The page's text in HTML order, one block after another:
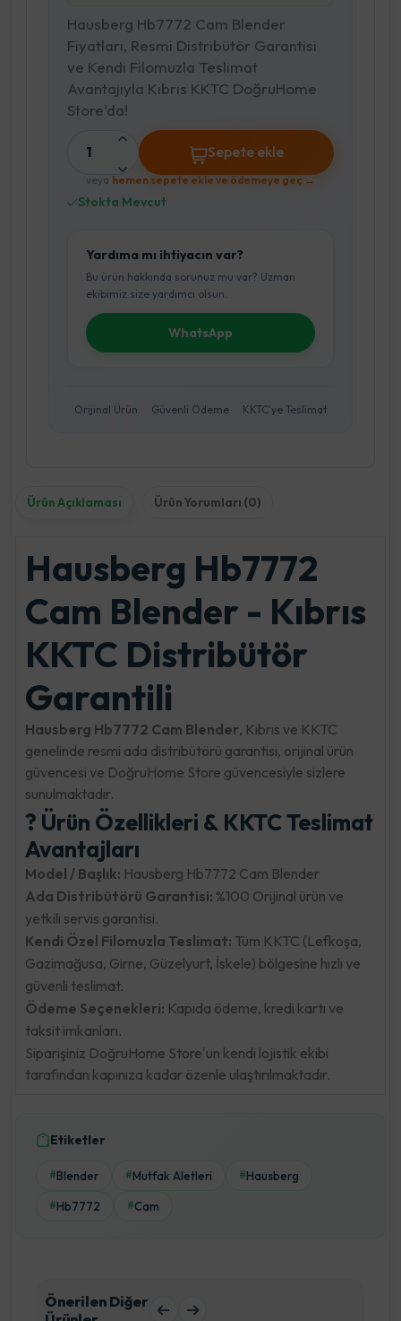
Hausberg Hb7772 Cam Blender
Fiyatları, Resmi Distribütör Garantisi
ve Kendi Filomuzla Teslimat
Avantajıyla Kıbrıs KKTC DoğruHome
Store'da!
1 Sepete ekle
veya hemen sepete ekle ve ödemeye geç →
Stokta Mevcut
Yardıma mı ihtiyacın var?
Bu ürün hakkında sorunuz mu var? Uzman
ekibimiz size yardımcı olsun.
WhatsApp
Orijinal Ürün Güvenli Ödeme KKTC'ye Teslimat
Ürün Açıklaması Ürün Yorumları (0)
Hausberg Hb7772
Cam Blender - Kıbrıs
KKTC Distribütör
Garantili
Hausberg Hb7772 Cam Blender, Kıbrıs ve KKTC
genelinde resmi ada distribütörü garantisi, orijinal ürün
güvencesi ve DoğruHome Store güvencesiyle sizlere
sunulmaktadır.
? Ürün Özellikleri & KKTC Teslimat
Avantajları
Model / Başlık: Hausberg Hb7772 Cam Blender
Ada Distribütörü Garantisi: %100 Orijinal ürün ve
yetkili servis garantisi.
Kendi Özel Filomuzla Teslimat: Tüm KKTC (Lefkoşa,
Gazimağusa, Girne, Güzelyurt, İskele) bölgesine hızlı ve
güvenli teslimat.
Ödeme Seçenekleri: Kapıda ödeme, kredi kartı ve
taksit imkanları.
Siparişiniz DoğruHome Store'un kendi lojistik ekibi
tarafından kapınıza kadar özenle ulaştırılmaktadır.
Etiketler
#Blender #Mutfak Aletleri #Hausberg
#Hb7772 #Cam
Önerilen Diğer